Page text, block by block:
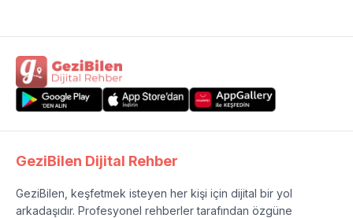
GeziBilen Dijital Rehber
GeziBilen, keşfetmek isteyen her kişi için dijital bir yol
arkadaşıdır. Profesyonel rehberler tarafından özgüne